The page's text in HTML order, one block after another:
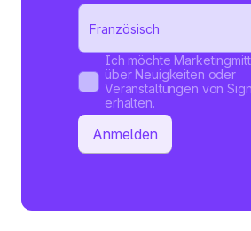
Ich möchte
über Neuigkeiten oder
Veranstaltungen von
erhalten.